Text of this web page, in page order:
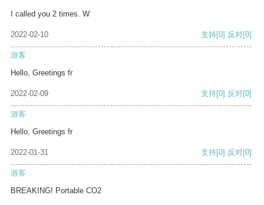
I called you 2 times. W
2022-02-10 支持[0] 反对[0]
游客
Hello, Greetings fr
2022-02-09 支持[0] 反对[0]
游客
Hello, Greetings fr
2022-01-31 支持[0] 反对[0]
游客
BREAKING! Portable CO2